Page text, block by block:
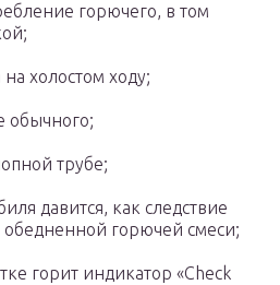
горючего, в том
холостом ходу;
обычного;
трубе;
давится, как следствие
горючей смеси;
горит индикатор «Check